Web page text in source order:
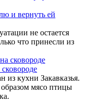
и вернуть ей
не остается
что принесли из
из кухни Закавказья.
мясо птицы